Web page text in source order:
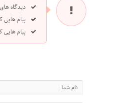
دیدگاه
پیام
پیام